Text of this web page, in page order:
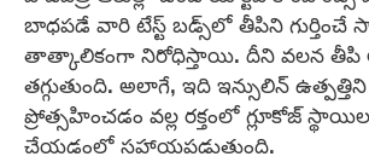
బాధపడే వారి టేస్ట్ బడ్స్‌లో తీపిని గుర్తించే
తాత్కాలికంగా నిరోధిస్తాయి. దీని వలన తీపి
తగ్గుతుంది. అలాగే, ఇది ఇన్సులిన్
ప్రోత్సహించడం వల్ల రక్తంలో గ్లూకోజ్
చేయడంలో సహాయపడుతుంది.